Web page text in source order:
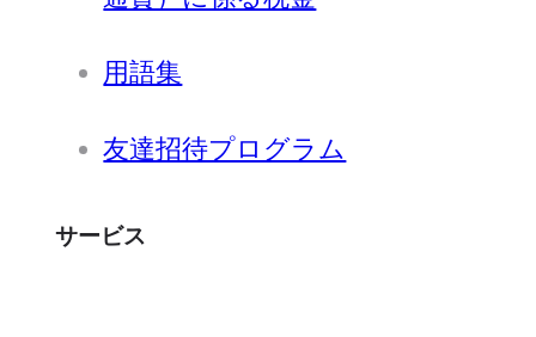
用語集
友達招待プログラム
サービス